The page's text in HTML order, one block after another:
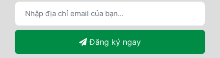
Đăng ký ngay